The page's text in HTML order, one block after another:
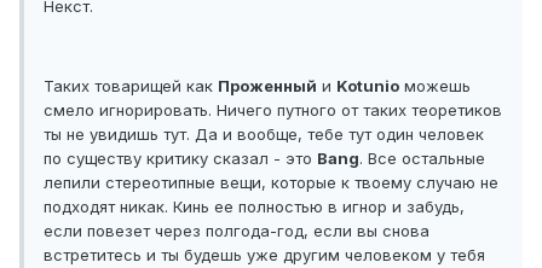
Некст.
Таких товарищей как Проженный и Kotunio можешь
смело игнорировать. Ничего путного от таких теоретиков
ты не увидишь тут. Да и вообще, тебе тут один человек
по существу критику сказал - это Bang. Все остальные
лепили стереотипные вещи, которые к твоему случаю не
подходят никак. Кинь ее полностью в игнор и забудь,
если повезет через полгода-год, если вы снова
встретитесь и ты будешь уже другим человеком у тебя